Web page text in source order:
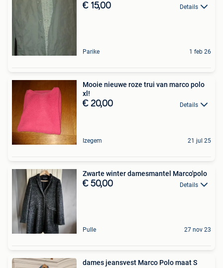
€ 15,00 Details
Parike 1 feb 26
Mooie nieuwe roze trui van marco polo
xl!
€ 20,00 Details
Izegem 21 jul 25
Zwarte winter damesmantel Marco'polo
€ 50,00 Details
Pulle 27 nov 23
dames jeansvest Marco Polo maat S